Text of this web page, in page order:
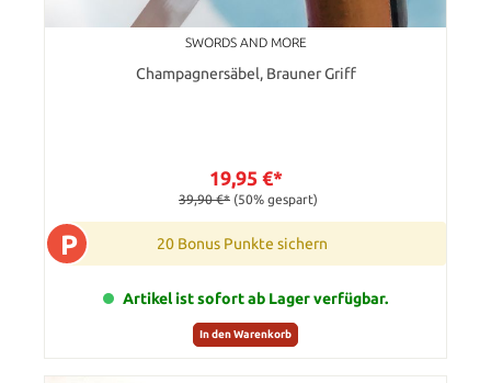
SWORDS AND MORE
Champagnersäbel, Brauner Griff
19,95 €*
39,90 €* (50% gespart)
P 20 Bonus Punkte sichern
Artikel ist sofort ab Lager verfügbar.
In den Warenkorb